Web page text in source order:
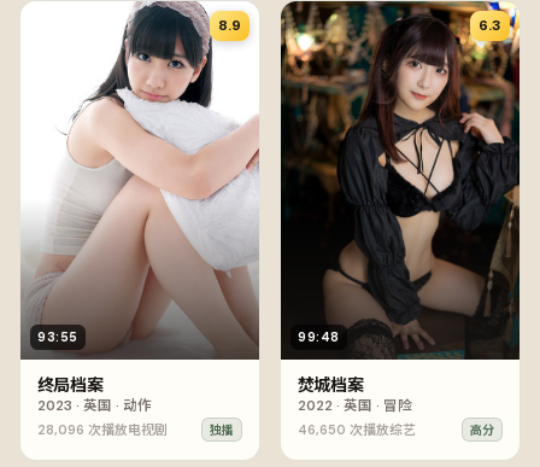
93:55
8.9
终局档案
2023 · 英国 · 动作
28,096 次播放电视剧 独播
99:48
6.3
焚城档案
2022 · 英国 · 冒险
46,650 次播放综艺 高分